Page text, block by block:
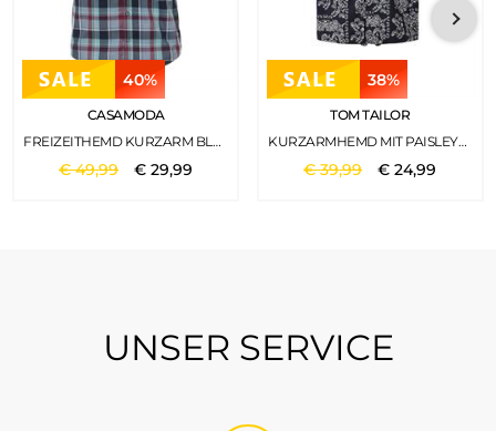
40%
CASAMODA
FREIZEITHEMD KURZARM BLAU
€49,99 €29,99
38%
TOM TAILOR
KURZARMHEMD MIT PAISLEYPRINT NAVY BIG PAISLEY DESIGN
€39,99 €24,99
UNSER SERVICE